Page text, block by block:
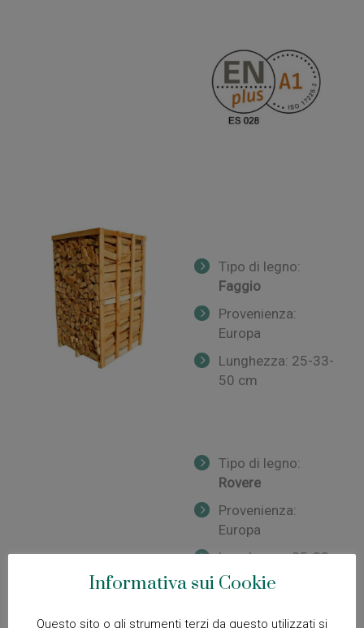
Tipo di legno:
Faggio
Provenienza:
Europa
Lunghezza: 25-33-
50 cm
Tipo di legno:
Rovere
Provenienza:
Europa
Lunghezza: 25-33
cm
Informativa sui Cookie
Questo sito o gli strumenti terzi da questo utilizzati si